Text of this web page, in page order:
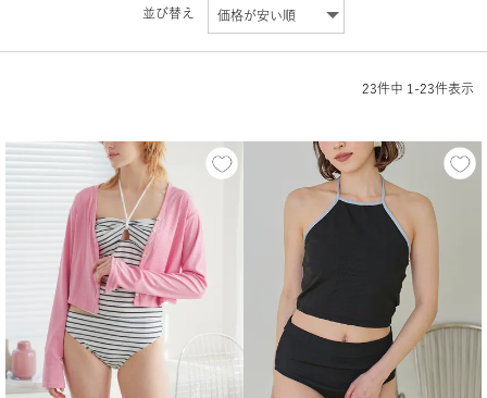
並び替え
23件中 1 -23件表示